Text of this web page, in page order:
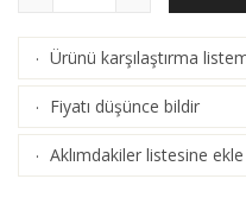
· Ürünü karşılaştırma
· Fiyatı düşünce bildir
· Aklımdakiler listesine ekle